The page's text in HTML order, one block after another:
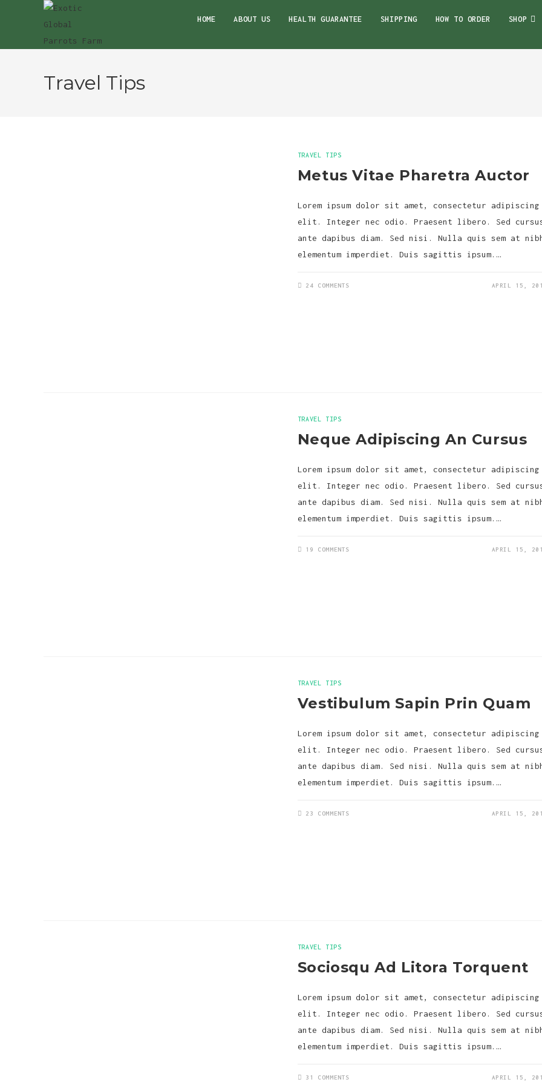
HOME ABOUT US HEALTH GUARANTEE SHIPPING HOW TO ORDER SHOP
Travel Tips
TRAVEL TIPS
Metus Vitae Pharetra Auctor
Lorem ipsum dolor sit amet, consectetur adipiscing
elit. Integer nec odio. Praesent libero. Sed
ante dapibus diam. Sed nisi. Nulla quis sem at
elementum imperdiet. Duis sagittis ipsum.…
24 COMMENTS APRIL 15,
TRAVEL TIPS
Neque Adipiscing An Cursus
Lorem ipsum dolor sit amet, consectetur adipiscing
elit. Integer nec odio. Praesent libero. Sed
ante dapibus diam. Sed nisi. Nulla quis sem at
elementum imperdiet. Duis sagittis ipsum.…
19 COMMENTS APRIL 15,
TRAVEL TIPS
Vestibulum Sapin Prin Quam
Lorem ipsum dolor sit amet, consectetur adipiscing
elit. Integer nec odio. Praesent libero. Sed
ante dapibus diam. Sed nisi. Nulla quis sem at
elementum imperdiet. Duis sagittis ipsum.…
23 COMMENTS APRIL 15,
TRAVEL TIPS
Sociosqu Ad Litora Torquent
Lorem ipsum dolor sit amet, consectetur adipiscing
elit. Integer nec odio. Praesent libero. Sed
ante dapibus diam. Sed nisi. Nulla quis sem at
elementum imperdiet. Duis sagittis ipsum.…
31 COMMENTS APRIL 15,